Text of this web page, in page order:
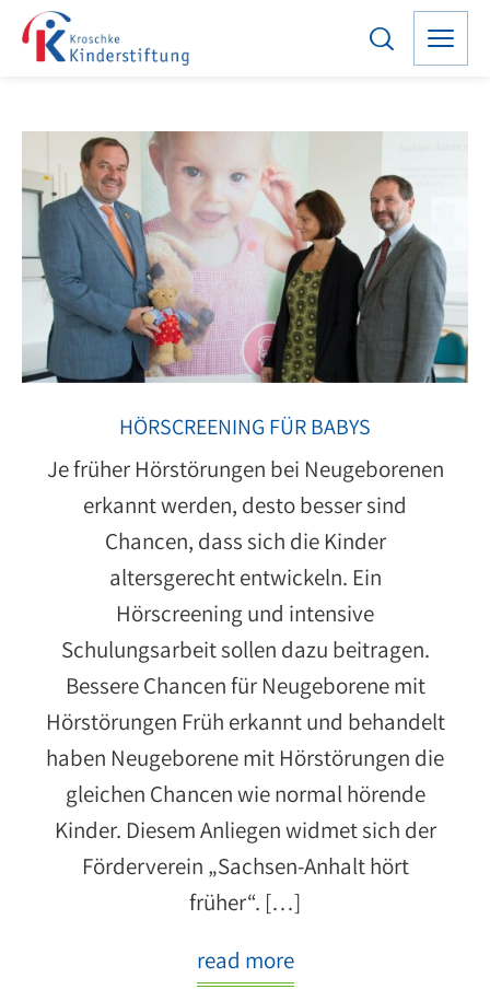
HÖRSCREENING FÜR BABYS
Je früher Hörstörungen bei Neugeborenen
erkannt werden, desto besser sind
Chancen, dass sich die Kinder
altersgerecht entwickeln. Ein
Hörscreening und intensive
Schulungsarbeit sollen dazu beitragen.
Bessere Chancen für Neugeborene mit
Hörstörungen Früh erkannt und behandelt
haben Neugeborene mit Hörstörungen die
gleichen Chancen wie normal hörende
Kinder. Diesem Anliegen widmet sich der
Förderverein „Sachsen-Anhalt hört
früher“. […]
read more